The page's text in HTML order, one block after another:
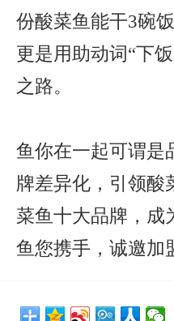
份酸菜鱼能干3碗
更是用助动词“下
之路。
鱼你在一起可谓是
牌差异化，引领酸
菜鱼十大品牌，成
鱼您携手，诚邀加